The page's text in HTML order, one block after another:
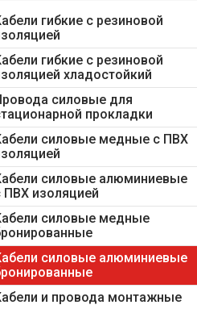
гибкие с резиновой
гибкие с резиновой
хладостойкий
силовые для
прокладки
силовые медные с ПВХ
силовые алюминиевые
ПВХ изоляцией
силовые медные
силовые алюминиевые
и провода монтажные